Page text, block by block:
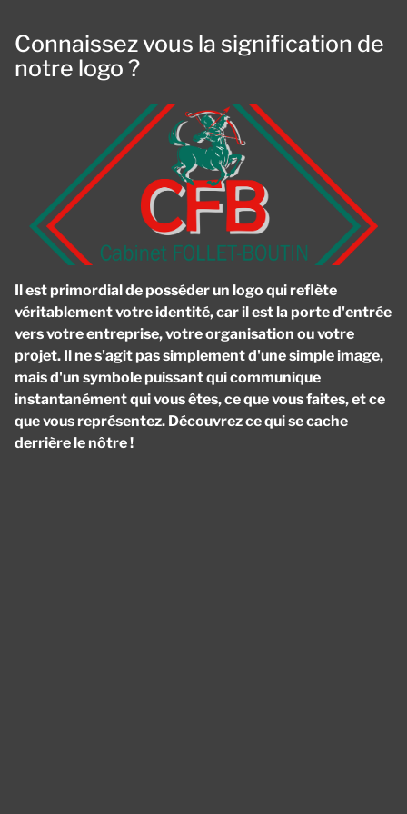
Connaissez vous la signification de
notre logo ?
Il est primordial de posséder un logo qui reflète
véritablement votre identité, car il est la porte d'entrée
vers votre entreprise, votre organisation ou votre
projet. Il ne s'agit pas simplement d'une simple image,
mais d'un symbole puissant qui communique
instantanément qui vous êtes, ce que vous faites, et ce
que vous représentez. Découvrez ce qui se cache
derrière le nôtre !